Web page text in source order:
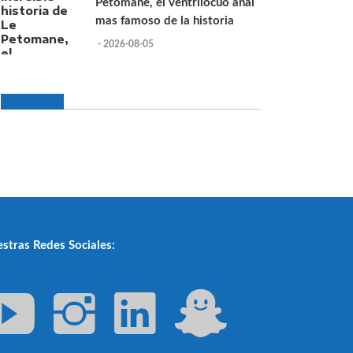
Petomane, el ventrilocuo anal
mas famoso de la historia
- 2026-08-05
Redes Sociales: